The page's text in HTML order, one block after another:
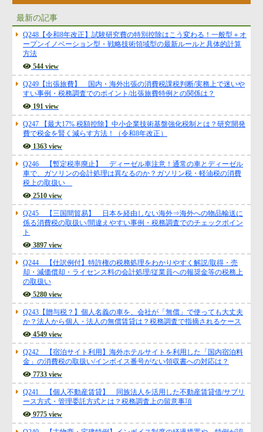
スタッフプロフィール
採用情報
税金の豆知識
所得税
法人税
消費税
源泉所得税
その他
最新の記事
Q248【令和8年改正】試験研究費の特別控除はこう変わる！一般型＋オ
ープンイノベーション型・戦略技術領域型の最新ルールと具体的計算
方法
544 view
Q249【出張旅費】 国内・海外出張の消費税課税判断/実務上で迷いや
すい事例・税務調査でのポイント/出張旅費特例との関係は？
191 view
Q247 【最大17% 税額控除】中小企業技術基盤強化税制とは？研究開発
費で税金を賢く減らす方法！（令和8年改正）
1363 view
Q246 【暫定税率廃止】 ディーゼル車注意！通常の車とディーゼル
車で、ガソリンの会計処理は異なるのか？ガソリン税・軽油税の消費
税上の取扱い
2510 view
Q245 【三国間貿易】 日本を経由しない海外⇒海外への物品輸送に
係る消費税の取扱い/間違えやすい事例・税務調査でのチェックポイン
ト
3897 view
Q244 【仕訳例付】特許権の税務処理をわかりやすく解説/取得・売
却・減価償却・ライセンス料の会計処理/従業員への報奨金等の税務上
の取扱い
5280 view
Q243【贈与税？】個人名義の車を、会社が「無償」で使っても大丈夫
か？法人から個人・法人の無償賃貸は？税務調査で指摘されるケース
4549 view
Q242 【宿泊サイト利用】海外ホテルサイトを利用した「国内宿泊料
金」の消費税の取扱い/インボイス番号がない領収書への対応は？
7733 view
Q241 【個人不動産賃貸】 同族法人を活用した不動産賃貸借/サブリ
ース方式・管理委託方式とは？税務調査上の留意事項
9775 view